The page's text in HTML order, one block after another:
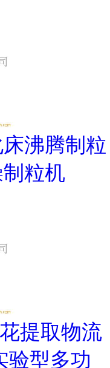
沸腾制粒
粒机
提取物流
验型多功